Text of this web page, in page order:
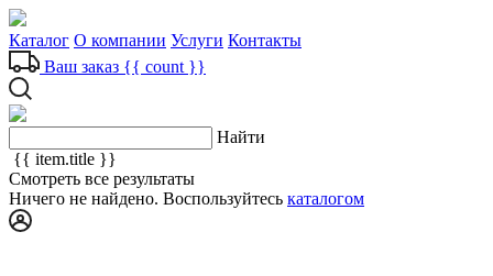
Каталог О компании Услуги Контакты
Ваш заказ {{ count }}
Найти
{{ item.title }}
Смотреть все результаты
Ничего не найдено. Воспользуйтесь каталогом